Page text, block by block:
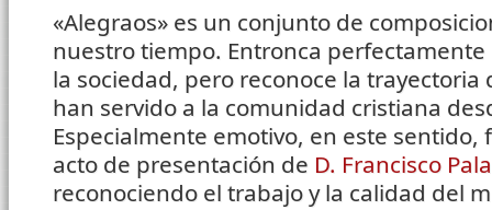
«Alegraos» es un conjunto de
nuestro tiempo. Entronca perfectamente
la sociedad, pero reconoce la trayectoria
han servido a la comunidad cristiana
Especialmente emotivo, en este sentido,
acto de presentación de D. Francisco
reconociendo el trabajo y la calidad del